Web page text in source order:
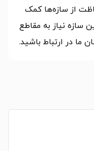
از سازه‌ها کمک
سازه نیاز به مقاطع
ما در ارتباط باشید.